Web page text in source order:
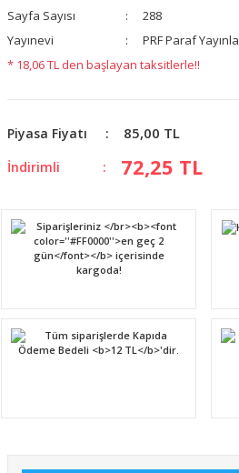
Sayfa Sayısı
288
Yayınevi
PRF Paraf
* 18,06 TL den başlayan taksitlerle!!
Piyasa Fiyatı 85,00 TL
İndirimli 72,25 TL